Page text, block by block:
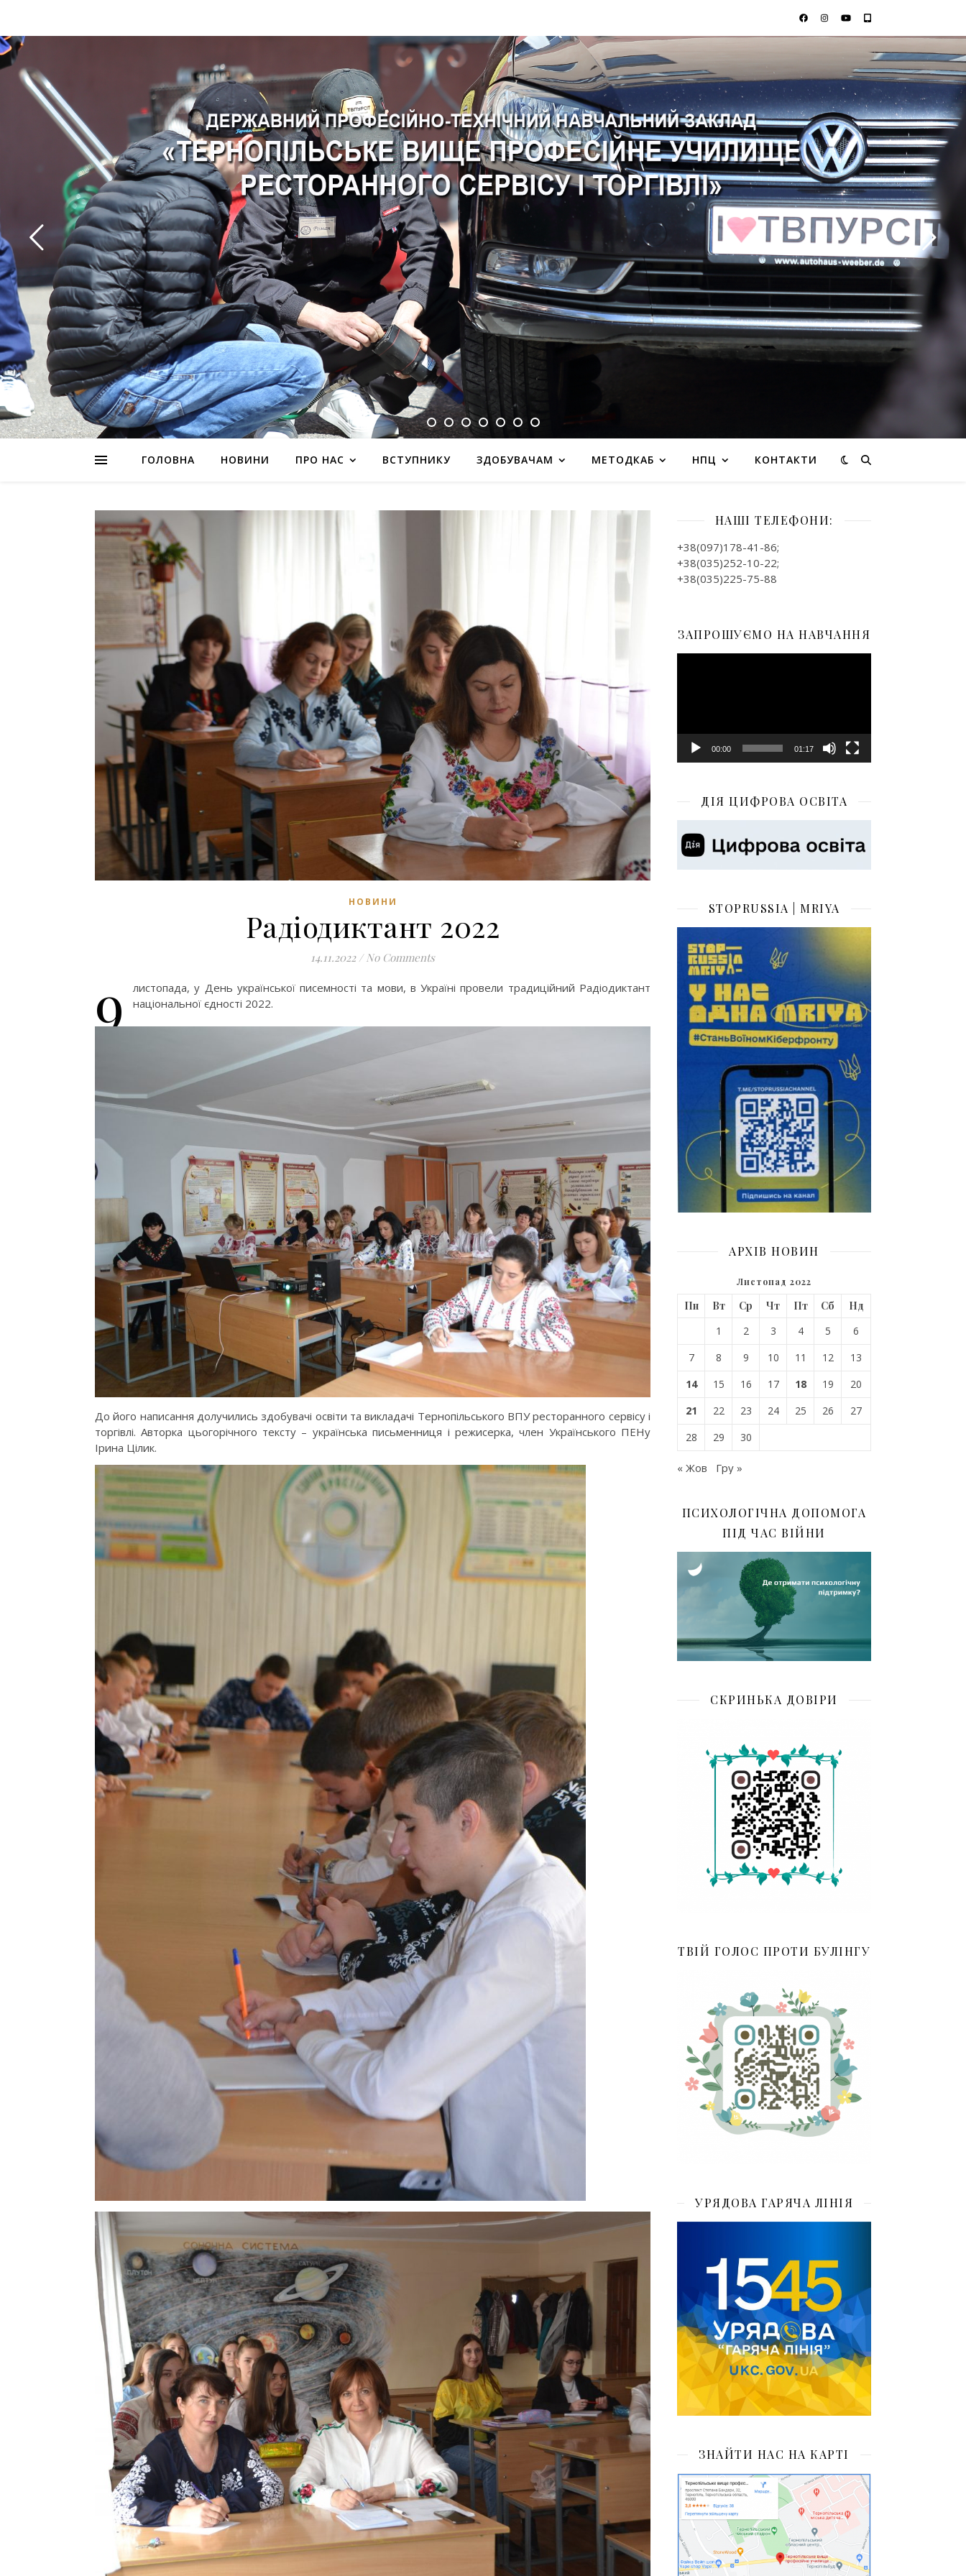
ГОЛОВНА НОВИНИ ПРО НАС ВСТУПНИКУ ЗДОБУВАЧАМ МЕТОДКАБ НПЦ КОНТАКТИ
НОВИНИ
Радіодиктант 2022
14.11.2022 / No Comments
9
листопада, у День української писемності та мови, в Україні провели традиційний Радіодиктант
національної єдності 2022.
До його написання долучились здобувачі освіти та викладачі Тернопільського ВПУ ресторанного сервісу і
торгівлі. Авторка цьогорічного тексту – українська письменниця і режисерка, член Українського ПЕНу
Ірина Цілик.
НАШІ ТЕЛЕФОНИ:
+38(097)178-41-86;
+38(035)252-10-22;
+38(035)225-75-88
ЗАПРОШУЄМО НА НАВЧАННЯ
00:00 01:17
ДІЯ ЦИФРОВА ОСВІТА
STOPRUSSIA | MRIYA
АРХІВ НОВИН
Листопад 2022
Пн Вт Ср Чт Пт Сб
Нд
1
2 3 4 5
6
7
8 9 10 11 12
13
14
15 16 17 18 19
20
21
22 23 24 25 26
27
28
29 30
« Жов Гру »
ПСИХОЛОГІЧНА ДОПОМОГА
ПІД ЧАС ВІЙНИ
СКРИНЬКА ДОВІРИ
ТВІЙ ГОЛОС ПРОТИ БУЛІНГУ
УРЯДОВА ГАРЯЧА ЛІНІЯ
ЗНАЙТИ НАС НА КАРТІ